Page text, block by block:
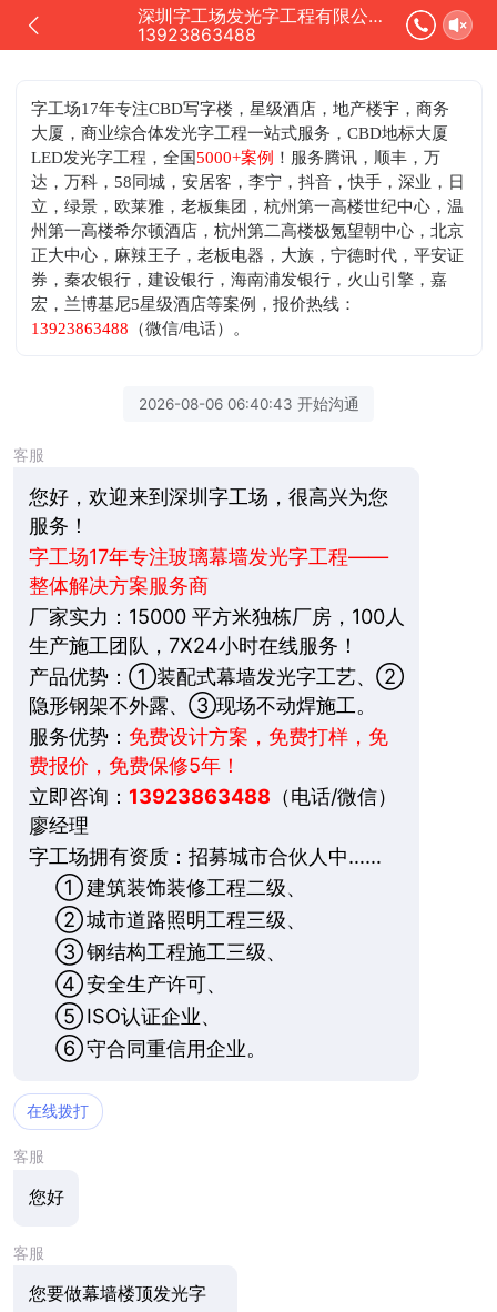
深圳字工场发光字工程有限公司正在为您服务
13923863488
字工场17年专注CBD写字楼，星级酒店，地产楼宇，商务
大厦，商业综合体发光字工程一站式服务，CBD地标大厦
LED发光字工程，全国5000+案例 ！服务腾讯，顺丰，万
达，万科，58同城，安居客，李宁，抖音，快手，深业，日
立，绿景，欧莱雅，老板集团，杭州第一高楼世纪中心，温
州第一高楼希尔顿酒店，杭州第二高楼极氪望朝中心，北京
正大中心，麻辣王子，老板电器，大族，宁德时代，平安证
券，秦农银行，建设银行，海南浦发银行，火山引擎，嘉
宏，兰博基尼5星级酒店等案例，报价热线：
13923863488 （微信/电话）。
2026-08-06 06:40:43 开始沟通
客服
您好，欢迎来到深圳字工场，很高兴为您
服务！
字工场17年专注玻璃幕墙发光字工程——
整体解决方案服务商
厂家实力：15000 平方米独栋厂房，100人
生产施工团队，7X24小时在线服务！
产品优势：①装配式幕墙发光字工艺、②
隐形钢架不外露、③现场不动焊施工。
服务优势： 免费设计方案，免费打样，免
费报价，免费保修5年！
立即咨询： 13923863488 （电话/微信）
廖经理
字工场拥有资质：招募城市合伙人中……
①建筑装饰装修工程二级、
②城市道路照明工程三级、
③钢结构工程施工三级、
④安全生产许可、
⑤ ISO认证企业、
⑥守合同重信用企业。
在线拨打
客服
您好
客服
您要做幕墙楼顶发光字